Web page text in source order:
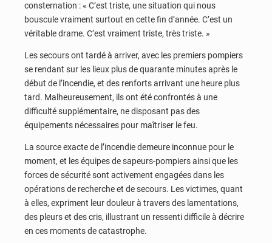
consternation : « C’est triste, une situation qui nous
bouscule vraiment surtout en cette fin d’année. C’est un
véritable drame. C’est vraiment triste, très triste. »
Les secours ont tardé à arriver, avec les premiers pompiers
se rendant sur les lieux plus de quarante minutes après le
début de l’incendie, et des renforts arrivant une heure plus
tard. Malheureusement, ils ont été confrontés à une
difficulté supplémentaire, ne disposant pas des
équipements nécessaires pour maîtriser le feu.
La source exacte de l’incendie demeure inconnue pour le
moment, et les équipes de sapeurs-pompiers ainsi que les
forces de sécurité sont activement engagées dans les
opérations de recherche et de secours. Les victimes, quant
à elles, expriment leur douleur à travers des lamentations,
des pleurs et des cris, illustrant un ressenti difficile à décrire
en ces moments de catastrophe.